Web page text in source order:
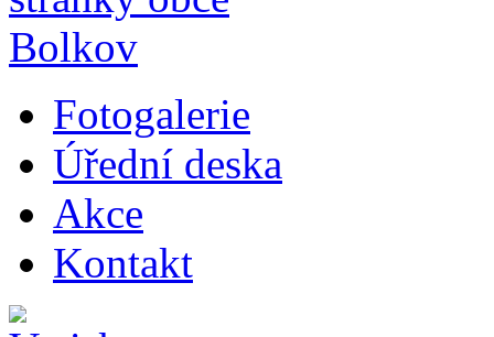
Fotogalerie
Úřední deska
Akce
Kontakt